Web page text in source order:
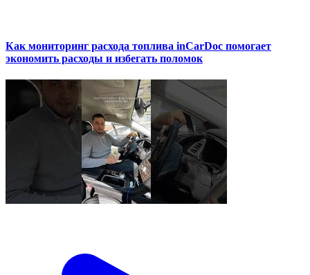
Как мониторинг расхода топлива inCarDoc помогает
экономить расходы и избегать поломок